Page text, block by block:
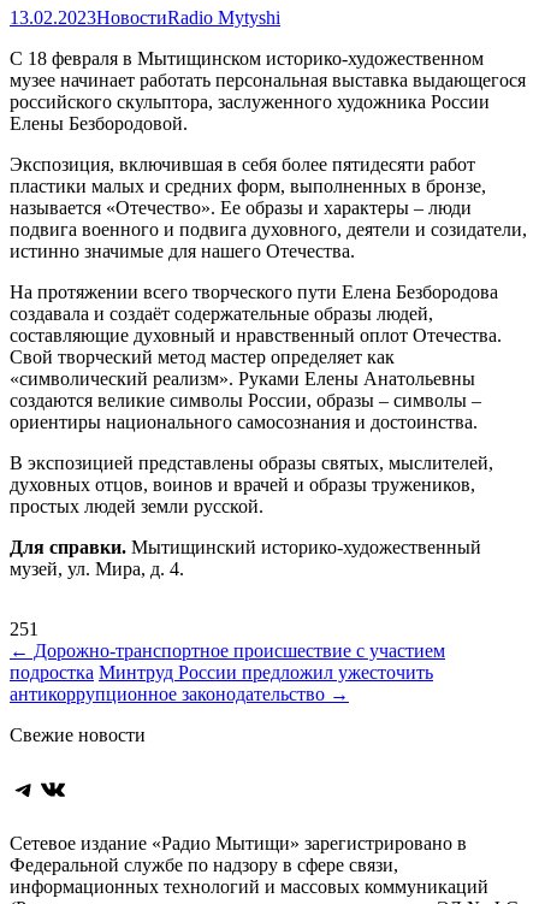
13.02.2023НовостиRadio Mytyshi
С 18 февраля в Мытищинском историко-художественном
музее начинает работать персональная выставка выдающегося
российского скульптора, заслуженного художника России
Елены Безбородовой.
Экспозиция, включившая в себя более пятидесяти работ
пластики малых и средних форм, выполненных в бронзе,
называется «Отечество». Ее образы и характеры – люди
подвига военного и подвига духовного, деятели и созидатели,
истинно значимые для нашего Отечества.
На протяжении всего творческого пути Елена Безбородова
создавала и создаёт содержательные образы людей,
составляющие духовный и нравственный оплот Отечества.
Свой творческий метод мастер определяет как
«символический реализм». Руками Елены Анатольевны
создаются великие символы России, образы – символы –
ориентиры национального самосознания и достоинства.
В экспозицией представлены образы святых, мыслителей,
духовных отцов, воинов и врачей и образы тружеников,
простых людей земли русской.
Для справки. Мытищинский историко-художественный
музей, ул. Мира, д. 4.
251
Навигация
по
← Дорожно-транспортное происшествие с участием
подростка Минтруд России предложил ужесточить
антикоррупционное законодательство →
Свежие новости
Telegram
ВКонтакте
Сетевое издание «Радио Мытищи» зарегистрировано в
Федеральной службе по надзору в сфере связи,
информационных технологий и массовых коммуникаций